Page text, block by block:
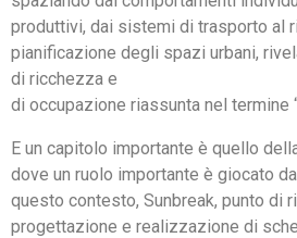
produttivi, dai sistemi di trasporto al
pianificazione degli spazi urbani,
di ricchezza e
di occupazione riassunta nel termine
E un capitolo importante è quello
dove un ruolo importante è giocato
questo contesto, Sunbreak, punto di
progettazione e realizzazione di